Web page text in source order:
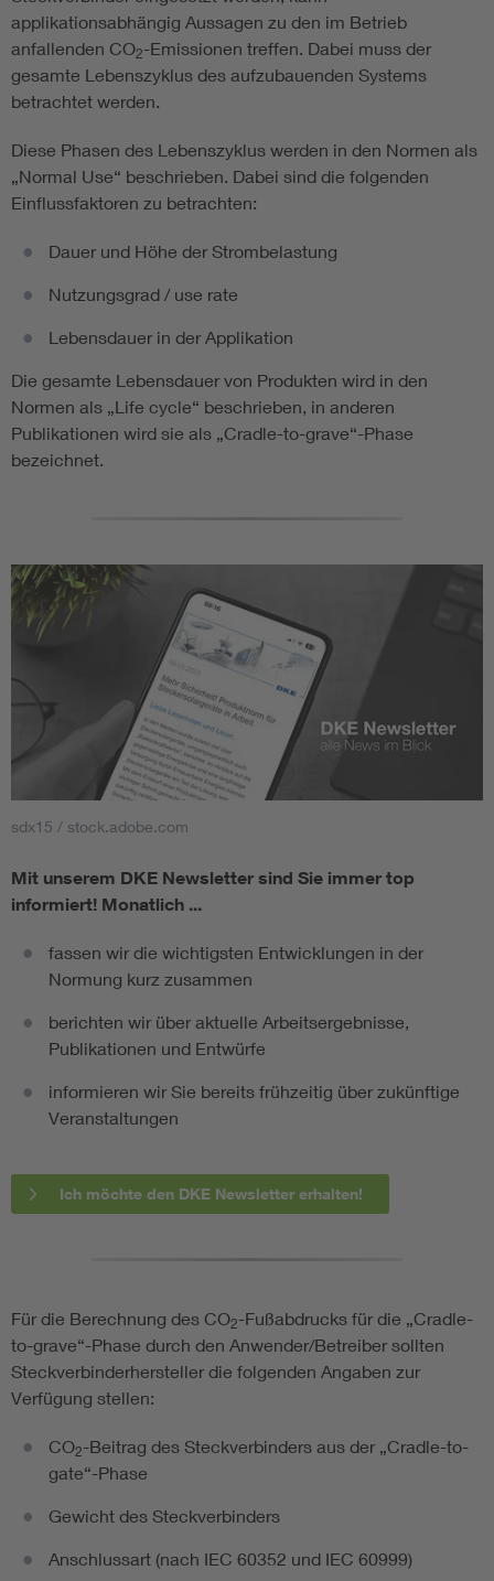
applikationsabhängig Aussagen zu den im Betrieb
anfallenden CO2-Emissionen treffen. Dabei muss der
gesamte Lebenszyklus des aufzubauenden Systems
betrachtet werden.
Diese Phasen des Lebenszyklus werden in den Normen als
„Normal Use“ beschrieben. Dabei sind die folgenden
Einflussfaktoren zu betrachten:
Dauer und Höhe der Strombelastung
Nutzungsgrad / use rate
Lebensdauer in der Applikation
Die gesamte Lebensdauer von Produkten wird in den
Normen als „Life cycle“ beschrieben, in anderen
Publikationen wird sie als „Cradle-to-grave“-Phase
bezeichnet.
sdx15 / stock.adobe.com
Mit unserem DKE Newsletter sind Sie immer top
informiert! Monatlich ...
fassen wir die wichtigsten Entwicklungen in der
Normung kurz zusammen
berichten wir über aktuelle Arbeitsergebnisse,
Publikationen und Entwürfe
informieren wir Sie bereits frühzeitig über zukünftige
Veranstaltungen
Ich möchte den DKE Newsletter erhalten!
Für die Berechnung des CO2-Fußabdrucks für die „Cradle-
to-grave“-Phase durch den Anwender/Betreiber sollten
Steckverbinderhersteller die folgenden Angaben zur
Verfügung stellen:
CO2-Beitrag des Steckverbinders aus der „Cradle-to-
gate“-Phase
Gewicht des Steckverbinders
Anschlussart (nach IEC 60352 und IEC 60999)